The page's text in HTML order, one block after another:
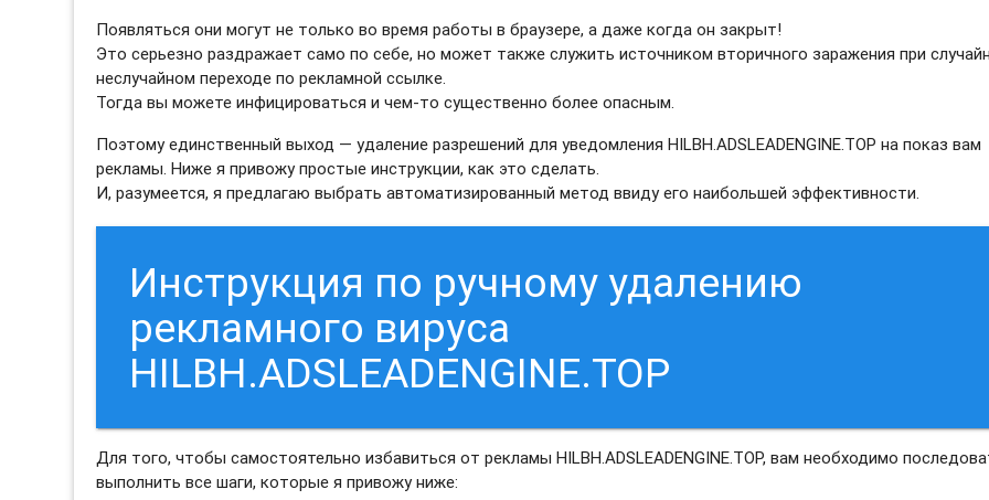
Появляться они могут не только во время работы в браузере, а даже когда он закрыт!
Это серьезно раздражает само по себе, но может также служить источником вторичного заражения при
неслучайном переходе по рекламной ссылке.
Тогда вы можете инфицироваться и чем-то существенно более опасным.
Поэтому единственный выход — удаление разрешений для уведомления HILBH.ADSLEADENGINE.TOP на показ вам
рекламы. Ниже я привожу простые инструкции, как это сделать.
И, разумеется, я предлагаю выбрать автоматизированный метод ввиду его наибольшей эффективности.
Инструкция по ручному удалению
рекламного вируса
HILBH.ADSLEADENGINE.TOP
Для того, чтобы самостоятельно избавиться от рекламы HILBH.ADSLEADENGINE.TOP, вам необходимо
выполнить все шаги, которые я привожу ниже: